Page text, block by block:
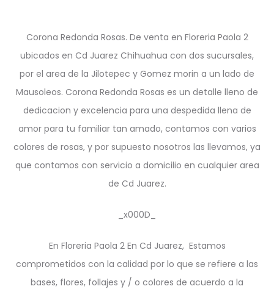
Corona Redonda Rosas. De venta en Floreria Paola 2
ubicados en Cd Juarez Chihuahua con dos sucursales,
por el area de la Jilotepec y Gomez morin a un lado de
Mausoleos. Corona Redonda Rosas es un detalle lleno de
dedicacion y excelencia para una despedida llena de
amor para tu familiar tan amado, contamos con varios
colores de rosas, y por supuesto nosotros las llevamos, ya
que contamos con servicio a domicilio en cualquier area
de Cd Juarez.
_x000D_
En Floreria Paola 2 En Cd Juarez, Estamos
comprometidos con la calidad por lo que se refiere a las
bases, flores, follajes y / o colores de acuerdo a la